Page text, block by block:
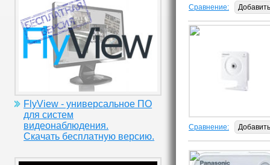
FlyView - универсальное ПО
для систем
видеонаблюдения.
Скачать бесплатную версию.
Сравнение: Добавить
Сравнение: Добавить